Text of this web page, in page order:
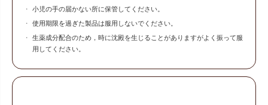
小児の手の届かない所に保管してください。
使用期限を過ぎた製品は服用しないでください。
生薬成分配合のため，時に沈殿を生じることがありますがよく振って服
用してください。